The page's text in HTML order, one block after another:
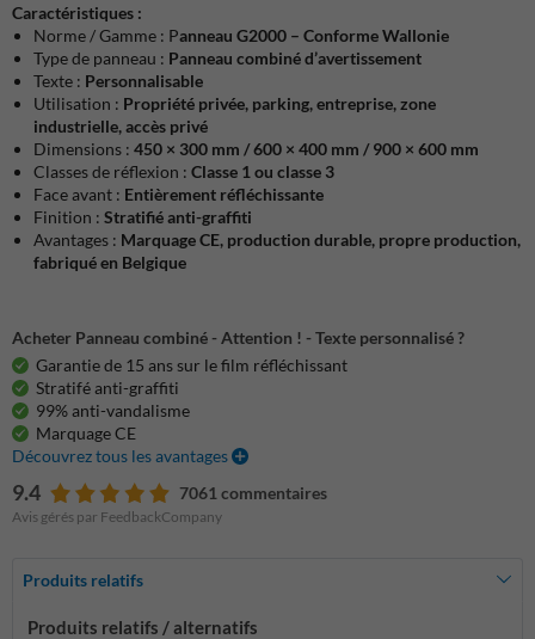
Caractéristiques :
Norme / Gamme : Panneau G2000 – Conforme Wallonie
Type de panneau : Panneau combiné d’avertissement
Texte : Personnalisable
Utilisation : Propriété privée, parking, entreprise, zone
industrielle, accès privé
Dimensions : 450 × 300 mm / 600 × 400 mm / 900 × 600 mm
Classes de réflexion : Classe 1 ou classe 3
Face avant : Entièrement réfléchissante
Finition : Stratifié anti-graffiti
Avantages : Marquage CE, production durable, propre production,
fabriqué en Belgique
Acheter Panneau combiné - Attention ! - Texte personnalisé ?
Garantie de 15 ans sur le film réfléchissant
Stratifé anti-graffiti
99% anti-vandalisme
Marquage CE
Découvrez tous les avantages
9.4 7061 commentaires
Avis gérés par FeedbackCompany
Produits relatifs
Produits relatifs / alternatifs